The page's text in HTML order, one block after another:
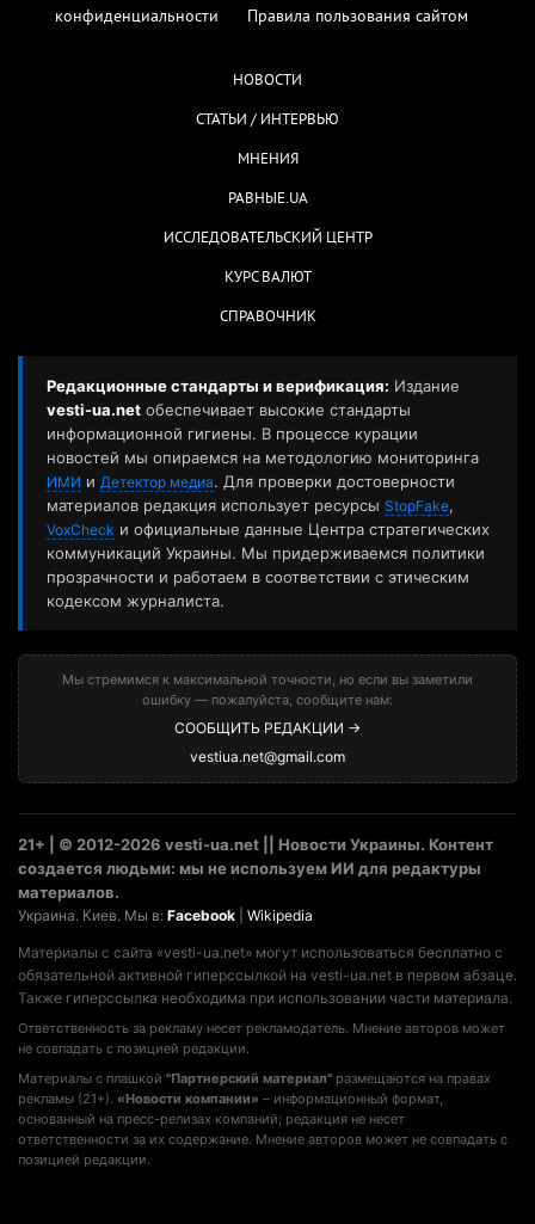
конфиденциальности
Правила пользования сайтом
НОВОСТИ
СТАТЬИ / ИНТЕРВЬЮ
МНЕНИЯ
РАВНЫЕ.UA
ИССЛЕДОВАТЕЛЬСКИЙ ЦЕНТР
КУРС ВАЛЮТ
СПРАВОЧНИК
Редакционные стандарты и верификация: Издание
vesti-ua.net обеспечивает высокие стандарты
информационной гигиены. В процессе курации
новостей мы опираемся на методологию мониторинга
ИМИ и Детектор медиа. Для проверки достоверности
материалов редакция использует ресурсы StopFake,
VoxCheck и официальные данные Центра стратегических
коммуникаций Украины. Мы придерживаемся политики
прозрачности и работаем в соответствии с этическим
кодексом журналиста.
Мы стремимся к максимальной точности, но если вы заметили
ошибку — пожалуйста, сообщите нам:
СООБЩИТЬ РЕДАКЦИИ →
vestiua.net@gmail.com
21+ | © 2012-2026 vesti-ua.net || Новости Украины. Контент
создается людьми: мы не используем ИИ для редактуры
материалов.
Украина. Киев. Мы в: Facebook Wikipedia
Материалы с сайта «vesti-ua.net» могут использоваться бесплатно с
обязательной активной гиперссылкой на vesti-ua.net в первом абзаце.
Также гиперссылка необходима при использовании части материала.
Ответственность за рекламу несет рекламодатель. Мнение авторов может
не совпадать с позицией редакции.
Материалы с плашкой "Партнерский материал" размещаются на правах
рекламы (21+). «Новости компании» – информационный формат,
основанный на пресс-релизах компаний; редакция не несет
ответственности за их содержание. Мнение авторов может не совпадать с
позицией редакции.